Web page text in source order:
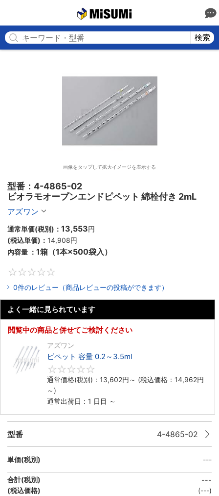
検索
画像をタップして拡大イメージを表示する
型番：4-4865-02
ビオラモオープンエンドピペット 綿栓付き 2mL
アズワン
通常単価(税別)： 13,553円
(税込単価)： 14,908円
内容量 ： 1箱（1本×500袋入）
0件のレビュー（商品レビューの投稿ができます）
よく一緒に見られています
閲覧中の商品と併せてご検討ください
アズワン
ピペット 容量 0.2～3.5ml
通常価格(税別)： 13,602円 ～ (税込価格： 14,962円
～)
通常出荷日：1 日目 ～
型番 4-4865-02
単価(税別) ---
合計(税別)
(税込価格)
---
(---)